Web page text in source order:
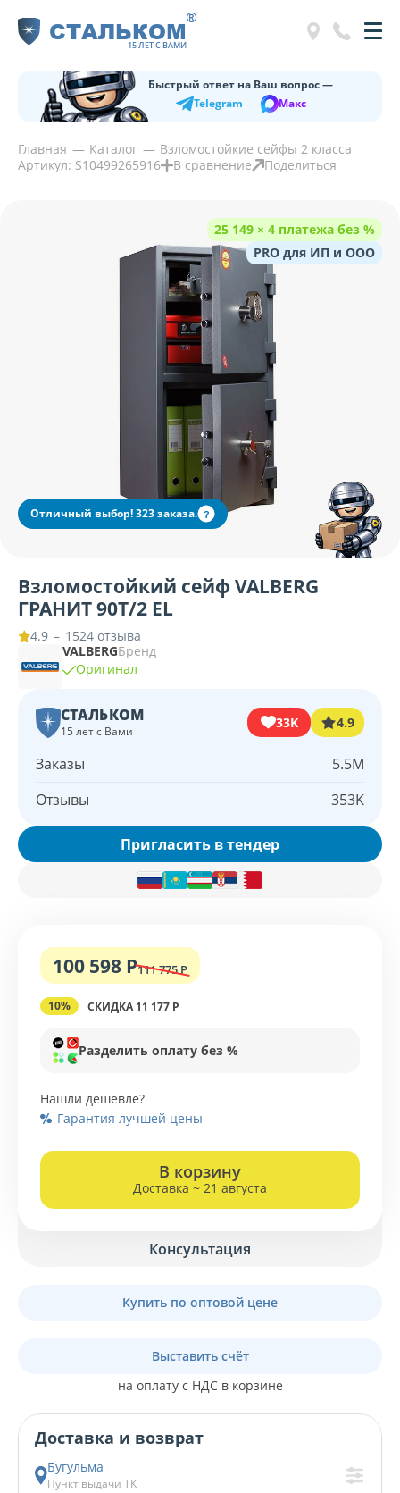
СТАЛЬКОМ
15 ЛЕТ С ВАМИ
®
Быстрый ответ на Ваш вопрос —
Telegram
Макс
Главная Каталог
Взломостойкие сейфы 2 класса
Артикул: S10499265916
В сравнение Поделиться
25 149 × 4 платежа без %
PRO для ИП и ООО
Отличный выбор! 323 заказа. ?
Взломостойкий сейф VALBERG
ГРАНИТ 90T/2 EL
4.9 – 1524 отзыва
VALBERGБренд
Оригинал
СТАЛЬКОМ
15 лет с Вами
33K 4.9
Заказы
5.5M
Отзывы
353K
Пригласить в тендер
100 598 Р111 775 Р
10% СКИДКА 11 177 Р
Разделить оплату без %
Нашли дешевле?
Гарантия лучшей цены
В корзину
Доставка ~ 21 августа
Консультация
Купить по оптовой цене
Выставить счёт
на оплату с НДС в корзине
Доставка и возврат
Бугульма
Пункт выдачи ТК